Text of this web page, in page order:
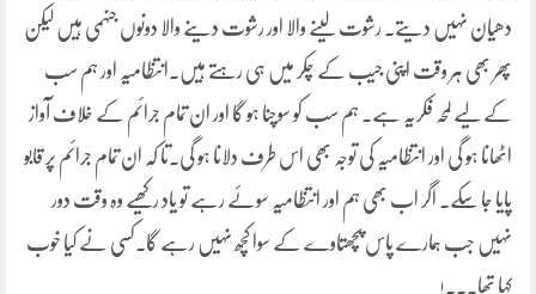
دھیان نہیں دیتے۔ رشوت لینے والا اور رشوت دینے والا دونوں جنہمی ہیں لیکن
پھر بھی ہر وقت اپنی جیب کے چکر میں ہی رہتے ہیں۔انتظامیہ اور ہم سب
کے لیے لمحہ فکریہ ہے۔ ہم سب کو سوچنا ہو گا اور ان تمام جرائم کے خلاف آواز
اٹھانا ہو گی اور انتظامیہ کی توجہ بھی اس طرف دلانا ہو گی۔تا کہ ان تمام جرائم پر قابو
پایا جا سکے۔ اگر اب بھی ہم اور انتظامیہ سوئے رہے تو یاد رکھیے وہ وقت دور
نہیں جب ہمارے پاس پچھتاوے کے سوا کچھ نہیں رہے گا۔کسی نے کیا خوب
کہا تھا۔۔۔!